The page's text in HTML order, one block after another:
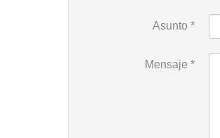
Asunto *
Mensaje *